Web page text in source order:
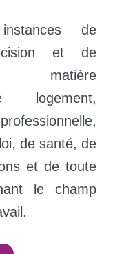
de
et de
matière
logement,
de santé, de
et de toute
le champ